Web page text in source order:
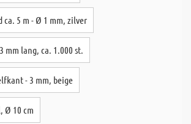
5 m - Ø 1 mm, zilver
mm lang, ca. 1.000 st.
- 3 mm, beige
Ø 10 cm